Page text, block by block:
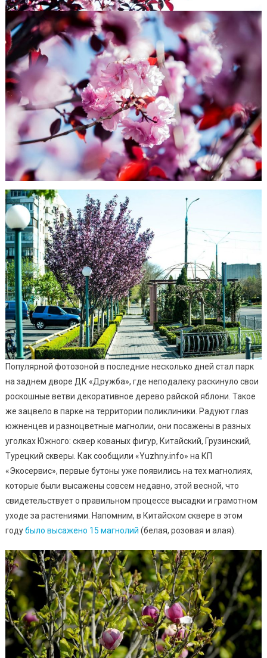
Популярной фотозоной в последние несколько дней стал парк
на заднем дворе ДК «Дружба», где неподалеку раскинуло свои
роскошные ветви декоративное дерево райской яблони. Такое
же зацвело в парке на территории поликлиники. Радуют глаз
южненцев и разноцветные магнолии, они посажены в разных
уголках Южного: сквер кованых фигур, Китайский, Грузинский,
Турецкий скверы. Как сообщили «Yuzhny.info» на КП
«Экосервис», первые бутоны уже появились на тех магнолиях,
которые были высажены совсем недавно, этой весной, что
свидетельствует о правильном процессе высадки и грамотном
уходе за растениями. Напомним, в Китайском сквере в этом
годубыло высажено 15 магнолий (белая, розовая и алая).